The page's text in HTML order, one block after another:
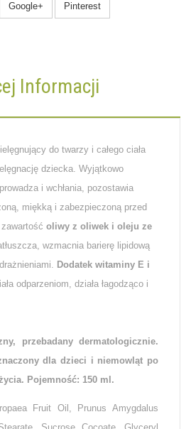
Google+ Pinterest
Informacji
do twarzy i całego ciała
dziecka. Wyjątkowo
i wchłania, pozostawia
miękką i zabezpieczoną przed
oliwy z oliwek i oleju ze
wzmacnia barierę lipidową
Dodatek witaminy E i
odparzeniom, działa łagodząco i
przebadany dermatologicznie.
dla dzieci i niemowląt po
Pojemność: 150 ml.
Fruit Oil, Prunus Amygdalus